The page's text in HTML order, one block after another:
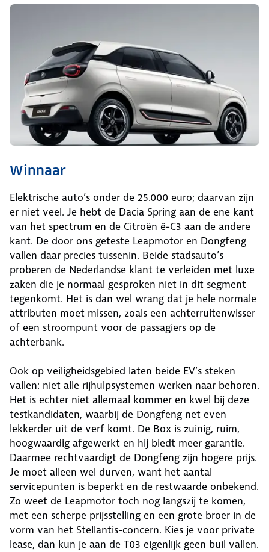
Winnaar
Elektrische auto’s onder de 25.000 euro; daarvan zijn
er niet veel. Je hebt de Dacia Spring aan de ene kant
van het spectrum en de Citroën ë-C3 aan de andere
kant. De door ons geteste Leapmotor en Dongfeng
vallen daar precies tussenin. Beide stadsauto’s
proberen de Nederlandse klant te verleiden met luxe
zaken die je normaal gesproken niet in dit segment
tegenkomt. Het is dan wel wrang dat je hele normale
attributen moet missen, zoals een achterruitenwisser
of een stroompunt voor de passagiers op de
achterbank.
Ook op veiligheidsgebied laten beide EV’s steken
vallen: niet alle rijhulpsystemen werken naar behoren.
Het is echter niet allemaal kommer en kwel bij deze
testkandidaten, waarbij de Dongfeng net even
lekkerder uit de verf komt. De Box is zuinig, ruim,
hoogwaardig afgewerkt en hij biedt meer garantie.
Daarmee rechtvaardigt de Dongfeng zijn hogere prijs.
Je moet alleen wel durven, want het aantal
servicepunten is beperkt en de restwaarde onbekend.
Zo weet de Leapmotor toch nog langszij te komen,
met een scherpe prijsstelling en een grote broer in de
vorm van het Stellantis-concern. Kies je voor private
lease, dan kun je aan de T03 eigenlijk geen buil vallen.